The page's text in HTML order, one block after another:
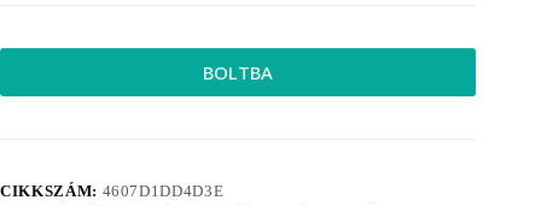
BOLTBA
CIKKSZÁM: 4607D1DD4D3E